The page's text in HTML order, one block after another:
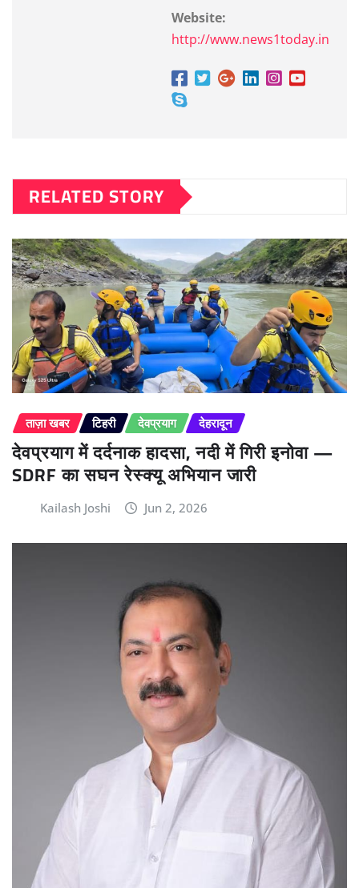
Website:
http://www.news1today.in
RELATED STORY
ताज़ा खबर टिहरी देवप्रयाग देहरादून
देवप्रयाग में दर्दनाक हादसा, नदी में गिरी इनोवा —
SDRF का सघन रेस्क्यू अभियान जारी
Kailash Joshi Jun 2, 2026